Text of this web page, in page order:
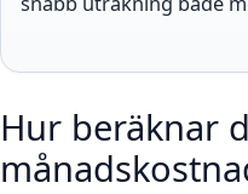
Hur beräknar